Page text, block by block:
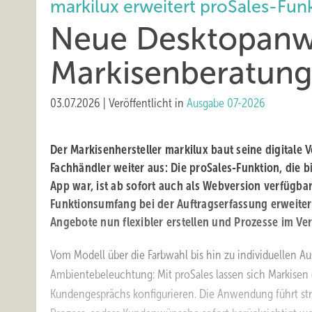
markilux erweitert proSales-
Neue
Markisenberatung
03.07.2026 Veröffentlicht in Ausgabe 07-2026
Der Markisenhersteller markilux baut seine digitale
Fachhändler weiter aus: Die proSales-Funktion, die
App war, ist ab sofort auch als Webversion
Funktionsumfang bei der Auftragserfassung
Angebote nun flexibler erstellen und Prozesse im
Vom Modell über die Farbwahl bis hin zu individuellen
Ambientebeleuchtung: Mit proSales lassen sich
Kundengesprächs konfigurieren. Die Anwendung führt